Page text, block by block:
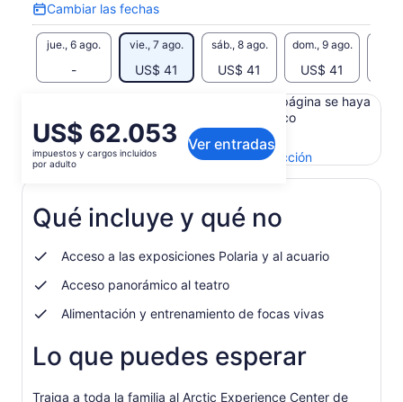
Cambiar las fechas
Cambiar
las
fechas
jue., 6 ago.
-
vie., 7 ago.
US$ 41
sáb., 8 ago.
US$ 41
dom., 9 ago.
US$ 41
El
precio
es
por
US$ 62.053
impuestos y cargos incluidos
por adulto
Ver entradas
Es posible que el contenido de esta página se haya
generado con un traductor automático
Ver el texto original (inglés)
Enviar comentarios sobre esta traducciónSe
Qué incluye y qué no
Acceso a las exposiciones Polaria y al acuario
Acceso panorámico al teatro
Alimentación y entrenamiento de focas vivas
Lo que puedes esperar
Traiga a toda la familia al Arctic Experience Center de